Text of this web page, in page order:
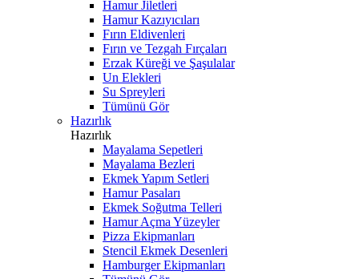
Hamur Jiletleri
Hamur Kazıyıcıları
Fırın Eldivenleri
Fırın ve Tezgah Fırçaları
Erzak Küreği ve Şaşulalar
Un Elekleri
Su Spreyleri
Tümünü Gör
Hazırlık
Hazırlık
Mayalama Sepetleri
Mayalama Bezleri
Ekmek Yapım Setleri
Hamur Pasaları
Ekmek Soğutma Telleri
Hamur Açma Yüzeyler
Pizza Ekipmanları
Stencil Ekmek Desenleri
Hamburger Ekipmanları